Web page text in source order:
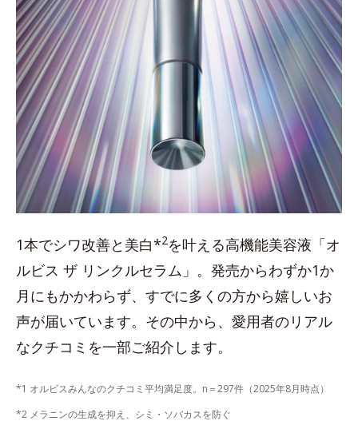
1本でシワ改善と美白*2を叶える高機能美容液「オ
ルビス ザ リンクルセラム」。発売からわずか1か
月にもかかわらず、すでに多くの方から嬉しいお
声が届いています。その中から、愛用者のリアル
なクチコミを一部ご紹介します。
*1 オルビスみんなのクチコミ平均満足度。n＝297件（2025年8月時点）
*2 メラニンの生成を抑え、シミ・ソバカスを防ぐ